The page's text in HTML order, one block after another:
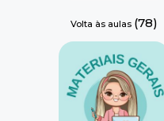
Volta às aulas (78)